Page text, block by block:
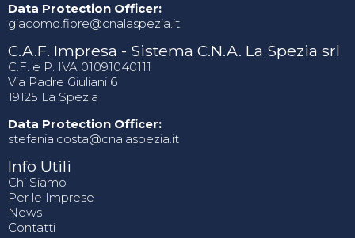
Data Protection Officer:
giacomo.fiore@cnalaspezia.it
C.A.F. Impresa - Sistema C.N.A. La Spezia srl
C.F. e P. IVA 01091040111
Via Padre Giuliani 6
19125 La Spezia
Data Protection Officer:
stefania.costa@cnalaspezia.it
Info Utili
Chi Siamo
Per le Imprese
News
Contatti